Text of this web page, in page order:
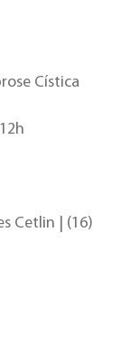
Cística
Cetlin | (16)